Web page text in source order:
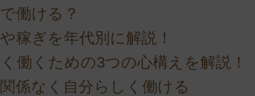
働ける？
稼ぎを年代別に解説！
働くための3つの心構えを解説！
係なく自分らしく働ける